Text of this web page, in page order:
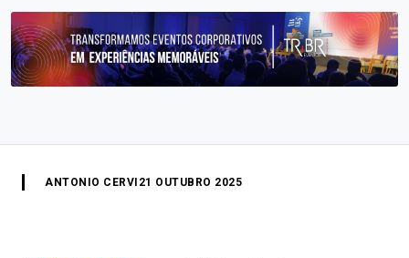
ANTONIO CERVI 21 OUTUBRO 2025